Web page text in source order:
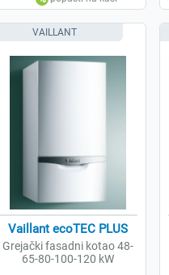
Vaillant ecoTEC PLUS
Grejački fasadni kotao 48-
65-80-100-120 kW
VAILLANT